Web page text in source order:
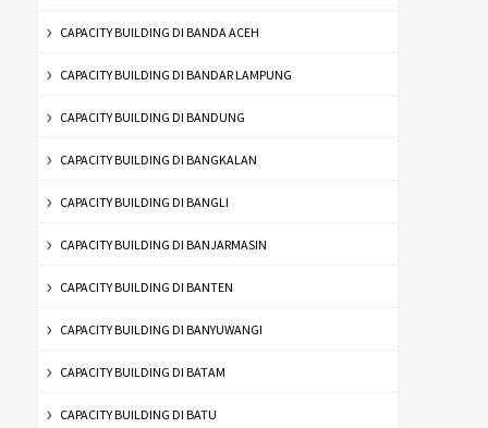
CAPACITY BUILDING DI BANDA ACEH
CAPACITY BUILDING DI BANDAR LAMPUNG
CAPACITY BUILDING DI BANDUNG
CAPACITY BUILDING DI BANGKALAN
CAPACITY BUILDING DI BANGLI
CAPACITY BUILDING DI BANJARMASIN
CAPACITY BUILDING DI BANTEN
CAPACITY BUILDING DI BANYUWANGI
CAPACITY BUILDING DI BATAM
CAPACITY BUILDING DI BATU